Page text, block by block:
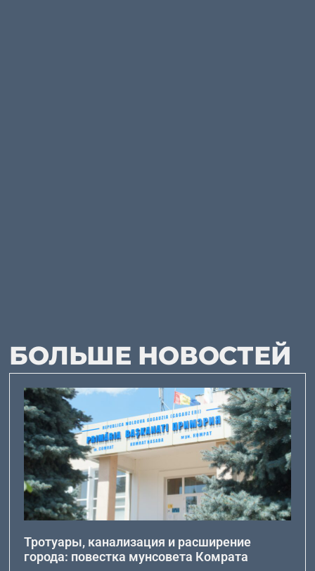
БОЛЬШЕ НОВОСТЕЙ
Тротуары, канализация и расширение
города: повестка мунсовета Комрата